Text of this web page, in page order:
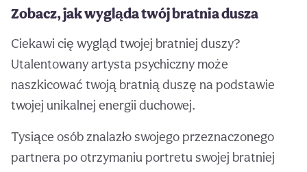
Zobacz, jak wygląda twój bratnia dusza
Ciekawi cię wygląd twojej bratniej duszy?
Utalentowany artysta psychiczny może
naszkicować twoją bratnią duszę na podstawie
twojej unikalnej energii duchowej.
Tysiące osób znalazło swojego przeznaczonego
partnera po otrzymaniu portretu swojej bratniej